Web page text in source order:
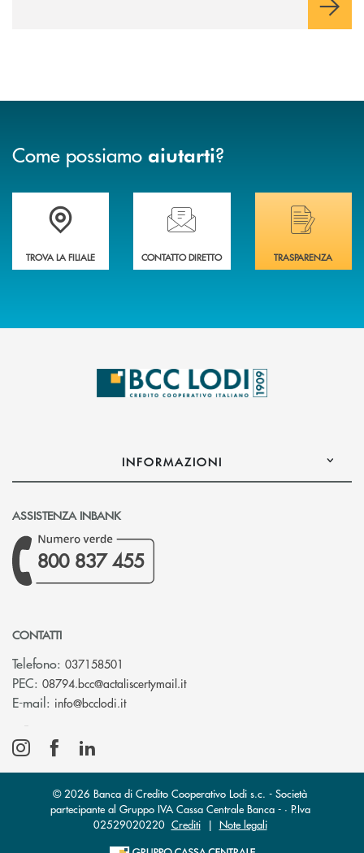
Come possiamo aiutarti?
Trova la filiale più vicina a Te
TROVA LA FILIALE
Hai bisogno di assistenza immediata?
CONTATTO DIRETTO
Hai bisogno di
TRASPARENZA
INFORMAZIONI
ASSISTENZA INBANK
800 837 455
CONTATTI
Telefono: 037158501
PEC: 08794.bcc@actaliscertymail.it(si apre l’app di posta
E-mail: info@bcclodi.it(si apre l’app di posta elettronica)
© 2026 Banca di Credito Cooperativo Lodi s.c. - Società
partecipante al Gruppo IVA Cassa Centrale Banca - · P.Iva
02529020220 Crediti| Note legali